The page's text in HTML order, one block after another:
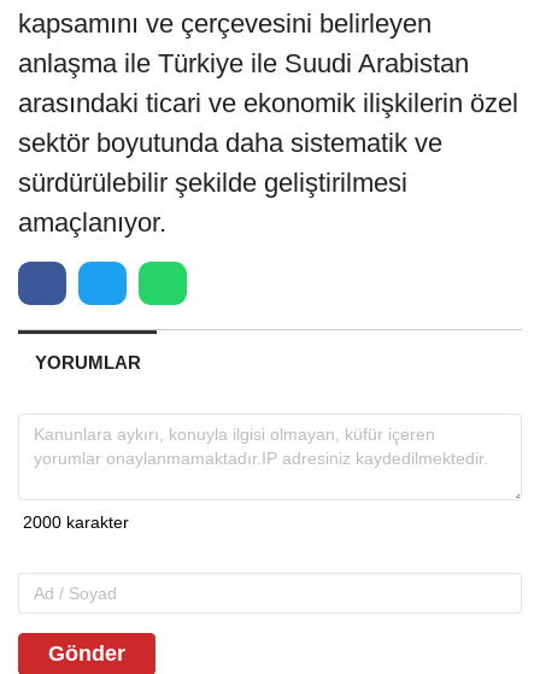
kapsamını ve çerçevesini belirleyen
anlaşma ile Türkiye ile Suudi Arabistan
arasındaki ticari ve ekonomik ilişkilerin özel
sektör boyutunda daha sistematik ve
sürdürülebilir şekilde geliştirilmesi
amaçlanıyor.
YORUMLAR
Gönder